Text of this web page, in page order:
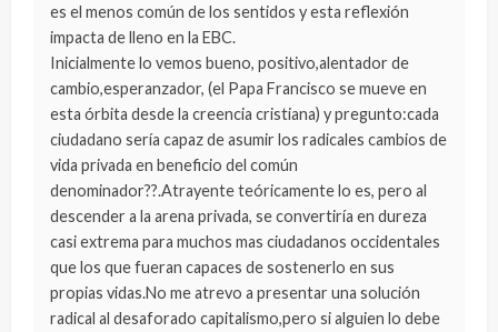
es el menos común de los sentidos y esta reflexión
impacta de lleno en la EBC.
Inicialmente lo vemos bueno, positivo,alentador de
cambio,esperanzador, (el Papa Francisco se mueve en
esta órbita desde la creencia cristiana) y pregunto:cada
ciudadano sería capaz de asumir los radicales cambios de
vida privada en beneficio del común
denominador??.Atrayente teóricamente lo es, pero al
descender a la arena privada, se convertiría en dureza
casi extrema para muchos mas ciudadanos occidentales
que los que fueran capaces de sostenerlo en sus
propias vidas.No me atrevo a presentar una solución
radical al desaforado capitalismo,pero si alguien lo debe